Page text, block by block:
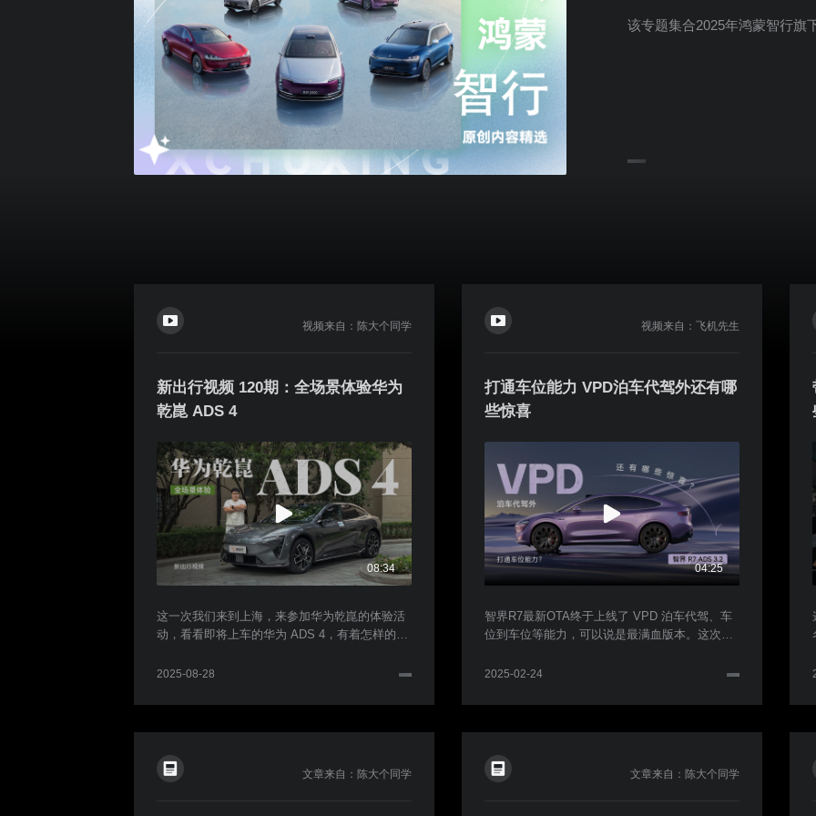
该专题集合2025年鸿蒙智行旗
视频来自：陈大个同学
新出行视频 120期：全场景体验华为
乾崑 ADS 4
08:34
这一次我们来到上海，来参加华为乾崑的体验活
动，看看即将上车的华为 ADS 4，有着怎样的实
车位功能，包含城市道路、高速以及快速路。 下
的具体表现吧。
2025-08-28
视频来自：飞机先生
打通车位能力 VPD泊车代驾外还有哪
些惊喜
04:25
智界R7最新OTA终于上线了 VPD 泊车代驾、车
位到车位等能力，可以说是最满血版本。这次我
车位级后，ADS 实际带来了哪些能力？
2025-02-24
文章来自：陈大个同学 文章来自：陈大个同学